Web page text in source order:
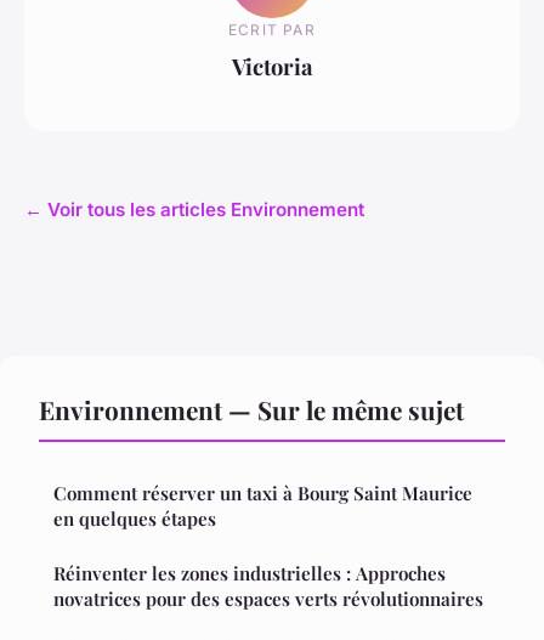
ECRIT PAR
Victoria
← Voir tous les articles Environnement
Environnement — Sur le même sujet
Comment réserver un taxi à Bourg Saint Maurice
en quelques étapes
Réinventer les zones industrielles : Approches
novatrices pour des espaces verts révolutionnaires